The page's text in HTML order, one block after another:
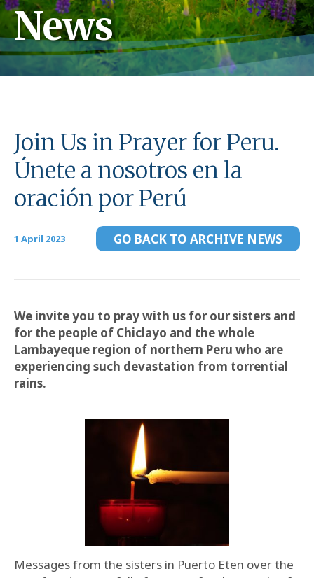
News
Join Us in Prayer for Peru.
Únete a nosotros en la
oración por Perú
1 April 2023 GO BACK TO ARCHIVE NEWS
We invite you to pray with us for our sisters and
for the people of Chiclayo and the whole
Lambayeque region of northern Peru who are
experiencing such devastation from torrential
rains.
Messages from the sisters in Puerto Eten over the